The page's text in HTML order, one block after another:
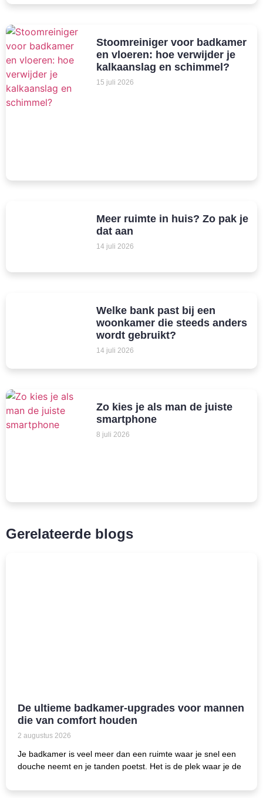
Stoomreiniger voor badkamer
en vloeren: hoe verwijder je
kalkaanslag en schimmel?
15 juli 2026
Meer ruimte in huis? Zo pak je
dat aan
14 juli 2026
Welke bank past bij een
woonkamer die steeds anders
wordt gebruikt?
14 juli 2026
Zo kies je als man de juiste
smartphone
8 juli 2026
Gerelateerde blogs
De ultieme badkamer-upgrades voor mannen
die van comfort houden
2 augustus 2026
Je badkamer is veel meer dan een ruimte waar je snel een
douche neemt en je tanden poetst. Het is de plek waar je de